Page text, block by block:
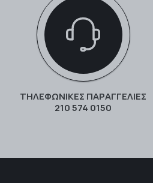
ΤΗΛΕΦΩΝΙΚΕΣ ΠΑΡΑΓΓΕΛΙΕΣ
210 574 0150